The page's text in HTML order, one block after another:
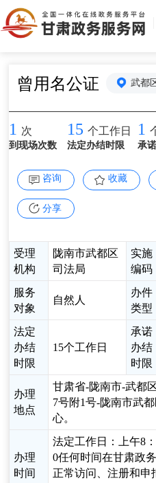
曾用名公证 武都
1 次
到现场次数
15 个工作日
法定办结时限
1
承
咨询 收藏
分享
受理
机构
陇南市武都区
司法局
实施
编码
服务
对象
自然人
办件
类型
法定
办结
时限
15个工作日
承诺
办结
时限
办理
地点
甘肃省-陇南市-武都
7号附1号-陇南市武
心。
办理
时间
法定工作日：上午8
0任何时间在甘肃政
正常访问、注册和申